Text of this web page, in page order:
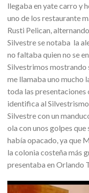
llegaba en yate carro y
uno de los restaurante
Rusti Pelican,
Silvestre se notaba la
no faltaba quien no se
Silvestrimos mostrando
me llamaba uno mucho
toda las presentaciones
identifica al
Silvestre con un
ola con unos golpes
había opacado, ya que
la colonia costeña más
presentaba en Orlando